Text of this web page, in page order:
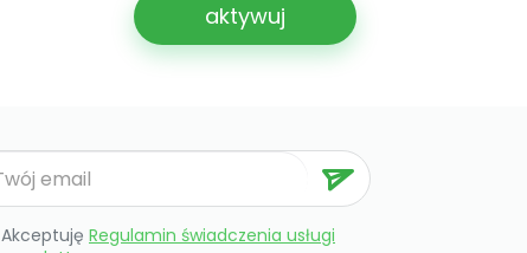
aktywuj
Akceptuję Regulamin świadczenia usługi